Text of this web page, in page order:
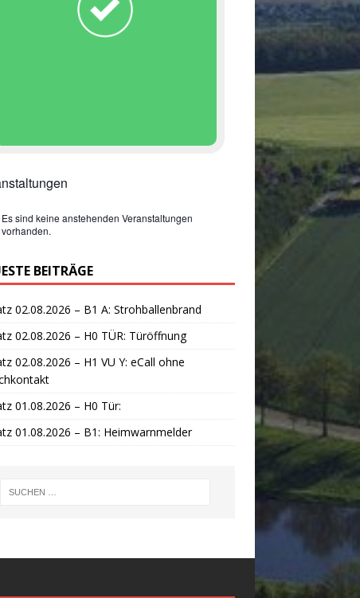
Es sind keine anstehenden Veranstaltungen
vorhanden.
BEITRÄGE
02.08.2026 – B1 A: Strohballenbrand
02.08.2026 – H0 TÜR: Türöffnung
02.08.2026 – H1 VU Y: eCall ohne
01.08.2026 – H0 Tür:
01.08.2026 – B1: Heimwarnmelder